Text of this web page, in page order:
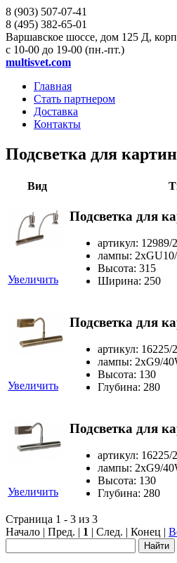
8 (903) 507-07-41
8 (495) 382-65-01
Варшавское шоссе, дом 125 Д,
с 10-00 до 19-00 (пн.-пт.)
multisvet.com
Главная
Стать партнером
Доставка
Контакты
Подсветка для
Вид
Увеличить
Подсветка для
артикул: 12989/
лампы:
Высота: 315
Ширина: 250
Увеличить
Подсветка для
артикул: 16225/
лампы: 2xG9/
Высота: 130
Глубина: 280
Увеличить
Подсветка для
артикул: 16225/
лампы: 2xG9/
Высота: 130
Глубина: 280
Страница 1 - 3 из 3
Начало | Пред. | 1 | След. | Конец |